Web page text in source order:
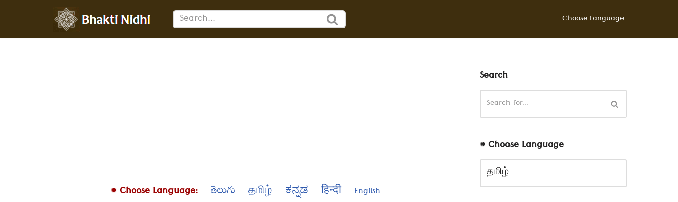
Choose Language
# Choose Language: తెలుగు தமிழ் ಕನ್ನಡ हिन्दी English
Search
# Choose Language